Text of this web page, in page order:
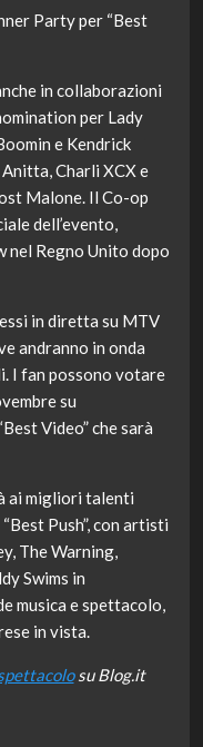
Party per “Best
in collaborazioni
per Lady
e Kendrick
Anitta, Charli XCX e
Malone. Il Co-op
dell’evento,
nel Regno Unito dopo
in diretta su MTV
andranno in onda
I fan possono votare
su
Video” che sarà
ai migliori talenti
Push”, con artisti
The Warning,
Swims in
musica e spettacolo,
in vista.
su Blog.it